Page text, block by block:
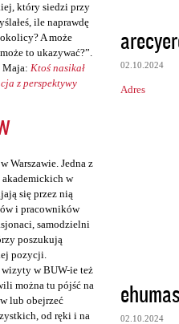
który siedzi przy
ile naprawdę
A może
to ukazywać?”.
Maja: Ktoś nasikał
z perspektywy
Warszawie. Jedna z
w
się przez nią
i pracowników
samodzielni
poszukują
pozycji.
w BUW-ie też
można tu pójść na
lub obejrzeć
od ręki i na
K
o
m
e
02.10.2024
Adres
02.10.2024